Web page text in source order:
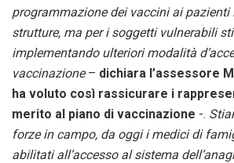
programmazione dei vaccini ai pazienti
strutture, ma per i soggetti vulnerabili
implementando ulteriori modalità
vaccinazione– dichiara l’assessore
ha voluto così rassicurare i
merito al piano di vaccinazione -.
forze in campo, da oggi i medici di
abilitati all’accesso al sistema